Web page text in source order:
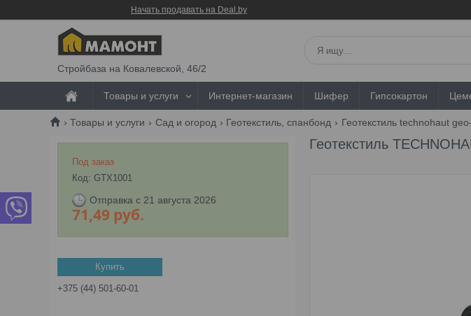
Начать продавать на Deal.by
Стройбаза на Ковалевской, 46/2
Товары и услуги Интернет-магазин Шифер Гипсокартон
Товары и услуги Сад и огород Геотекстиль, спанбонд Геотекстиль technohaut
Геотекстиль
Под заказ
Код: GTX1001
Отправка с 21 августа 2026
71,49 руб.
Купить
+375 (44) 501-60-01